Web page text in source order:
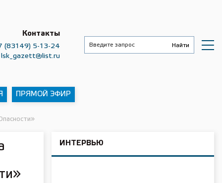
Контакты
(83149) 5-13-24
lsk_gazett@list.ru
ПРЯМОЙ ЭФИР
ИНТЕРВЬЮ